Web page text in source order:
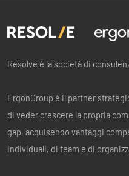
Resolve è la società di
ErgonGroup è il partner
di veder crescere la propria
gap, acquisendo vantaggi
individuali, di team e di